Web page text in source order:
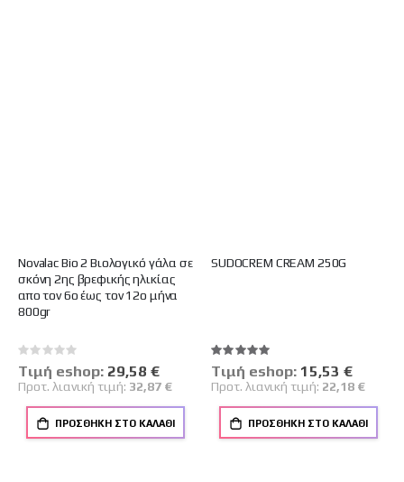
Novalac Bio 2 Βιολογικό γάλα σε
σκόνη 2ης βρεφικής ηλικίας
απο τον 6ο έως τον 12ο μήνα
800gr
Rating:
0%
Tιμή eshop: Ειδική
Τιμή
29,58 €
Προτ. λιανική τιμή: 32,87 €
ΠΡΟΣΘΉΚΗ ΣΤΟ ΚΑΛΆΘΙ
SUDOCREM CREAM 250G
Βαθμολογία:
100%
Tιμή eshop: Ειδική
Τιμή
15,53 €
Προτ. λιανική τιμή: 22,18 €
ΠΡΟΣΘΉΚΗ ΣΤΟ ΚΑΛΆΘΙ